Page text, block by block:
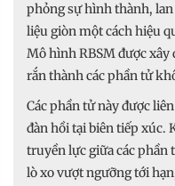
phỏng sự hình thành,
liệu giòn một cách hiệu
Mô hình RBSM được
rắn thành các phần tử
Các phần tử này được
đàn hồi tại biên tiếp xúc.
truyền lực giữa các phần
lò xo vượt ngưỡng tới